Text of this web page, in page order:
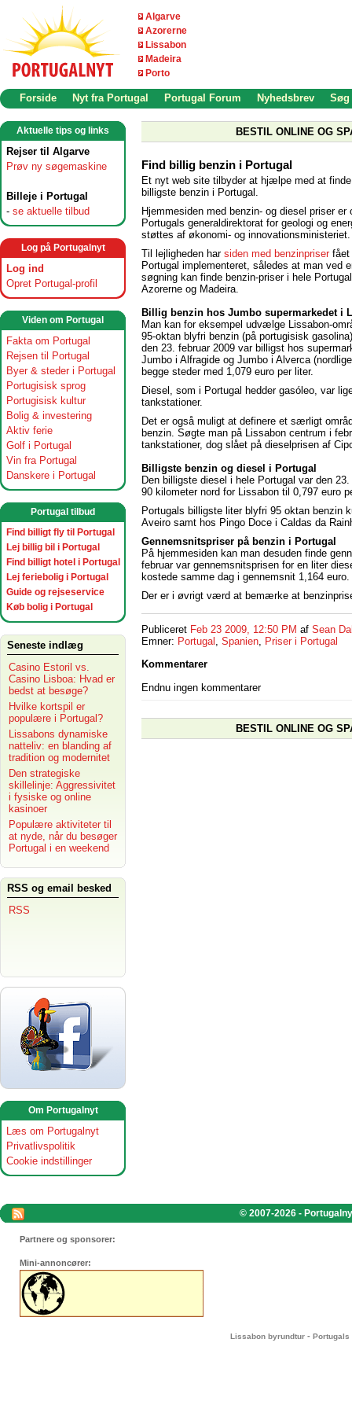
Algarve
Azorerne
Lissabon
Madeira
Porto
Forside Nyt fra Portugal Portugal Forum Nyhedsbrev Søg
Aktuelle tips og links
Rejser til Algarve
Prøv ny søgemaskine
Billeje i Portugal
- se aktuelle tilbud
Log på Portugalnyt
Log ind
Opret Portugal-profil
Viden om Portugal
Fakta om Portugal
Rejsen til Portugal
Byer & steder i Portugal
Portugisisk sprog
Portugisisk kultur
Bolig & investering
Aktiv ferie
Golf i Portugal
Vin fra Portugal
Danskere i Portugal
Portugal tilbud
Find billigt fly til Portugal
Lej billig bil i Portugal
Find billigt hotel i Portugal
Lej feriebolig i Portugal
Guide og rejseservice
Køb bolig i Portugal
Seneste indlæg
Casino Estoril vs.
Casino Lisboa: Hvad er
bedst at besøge?
Hvilke kortspil er
populære i Portugal?
Lissabons dynamiske
natteliv: en blanding af
tradition og modernitet
Den strategiske
skillelinje: Aggressivitet
i fysiske og online
kasinoer
Populære aktiviteter til
at nyde, når du besøger
Portugal i en weekend
RSS og email besked
RSS
Om Portugalnyt
Læs om Portugalnyt
Privatlivspolitik
Cookie indstillinger
BESTIL ONLINE OG
Find billig benzin i Portugal
Et nyt web site tilbyder at hjælpe med at
billigste benzin i Portugal.
Hjemmesiden med benzin- og diesel priser er
Portugals generaldirektorat for geologi og
støttes af økonomi- og innovationsministeriet.
Til lejligheden har siden med benzinpriser fået
Portugal implementeret, således at man ved
søgning kan finde benzin-priser i hele
Azorerne og Madeira.
Billig benzin hos Jumbo supermarkedet i
Man kan for eksempel udvælge Lissabon-
95-oktan blyfri benzin (på portugisisk
den 23. februar 2009 var billigst hos
Jumbo i Alfragide og Jumbo i Alverca
begge steder med 1,079 euro per liter.
Diesel, som i Portugal hedder gasóleo, var
tankstationer.
Det er også muligt at definere et særligt
benzin. Søgte man på Lissabon centrum i
tankstationer, dog slået på dieselprisen af
Billigste benzin og diesel i Portugal
Den billigste diesel i hele Portugal var den
90 kilometer nord for Lissabon til 0,797 euro
Portugals billigste liter blyfri 95 oktan benzin
Aveiro samt hos Pingo Doce i Caldas da
Gennemsnitspriser på benzin i Portugal
På hjemmesiden kan man desuden finde
februar var gennemsnitsprisen for en liter
kostede samme dag i gennemsnit 1,164 euro.
Der er i øvrigt værd at bemærke at
Publiceret Feb 23 2009, 12:50 PM af Sean
Emner: Portugal , Spanien, Priser i Portugal
Kommentarer
Endnu ingen kommentarer
BESTIL ONLINE OG
© 2007-2026 -
Partnere og sponsorer:
Mini-annoncører:
Lissabon byrundtur - Portugals